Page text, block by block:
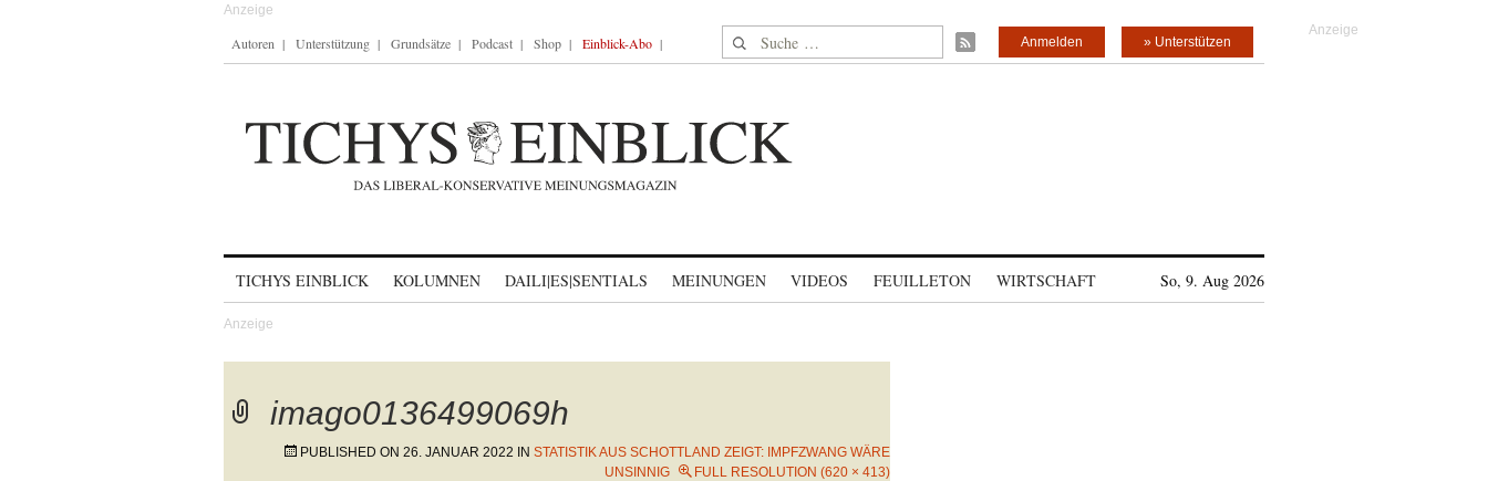
Autoren Unterstützung Grundsätze Podcast Shop Einblick-Abo Suche nach: » Unterstützen
Anmelden
TICHYS EINBLICK KOLUMNEN DAILI|ES|SENTIALS MEINUNGEN VIDEOS FEUILLETON WIRTSCHAFT So, 9. Aug 2026
imago0136499069h
PUBLISHED ON 26. JANUAR 2022 IN STATISTIK AUS SCHOTTLAND ZEIGT: IMPFZWANG WÄRE
UNSINNIG
FULL RESOLUTION (620 × 413)